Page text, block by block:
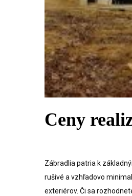
Ceny
Zábradlia patria k
rušivé a vzhľadovo
exteriérov. Či sa